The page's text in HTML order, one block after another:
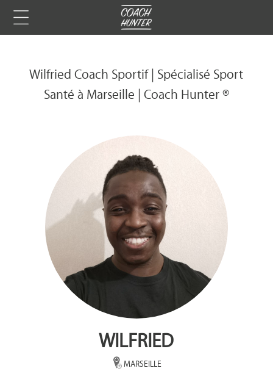
Wilfried Coach Sportif | Spécialisé Sport
Santé à Marseille | Coach Hunter ®
WILFRIED
MARSEILLE